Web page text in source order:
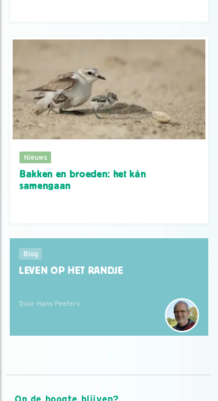
Nieuws
Bakken en broeden: het kán
samengaan
Blog
LEVEN OP HET RANDJE
Door Hans Peeters